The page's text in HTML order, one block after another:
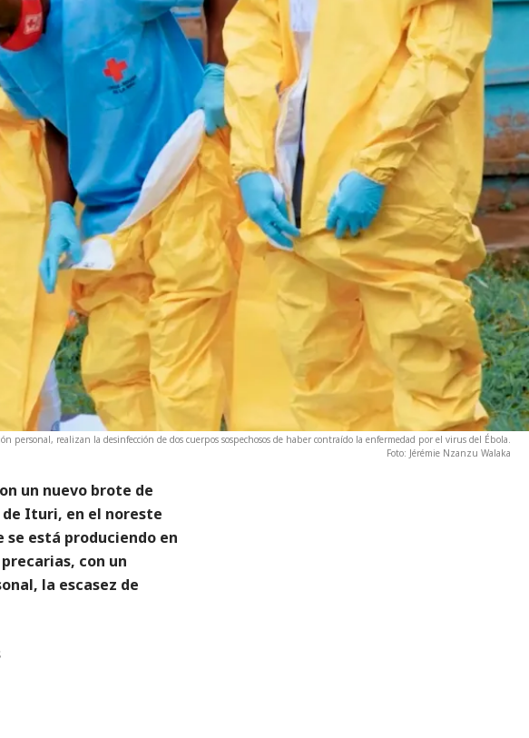
realizan la desinfección de dos cuerpos sospechosos de haber contraído la enfermedad por el virus del Ébola.
Foto: Jérémie Nzanzu Walaka
un nuevo brote de
de Ituri, en el noreste
se está produciendo en
con un
la escasez de